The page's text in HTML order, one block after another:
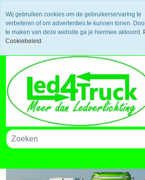
Uw voordeel: Gratis verzending vanaf
dagen bedenktijd en retouneren / Veilige
Bestelling volgen via track and trace
Winkelwagen
Wij gebruiken cookies om de gebruikerservaring te
verbeteren of om advertenties te kunnen tonen.
te maken van deze website ga je hiermee akkoord.
Cookiebeleid